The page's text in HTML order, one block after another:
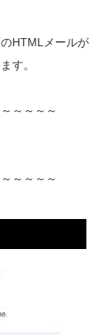
HTMLメールが
す。
～～～～
～～～～